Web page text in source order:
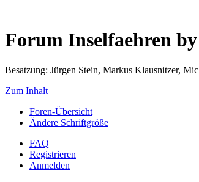
Forum Inselfaehren
Besatzung: Jürgen Stein, Markus Klausnitzer,
Zum Inhalt
Foren-Übersicht
Ändere Schriftgröße
FAQ
Registrieren
Anmelden